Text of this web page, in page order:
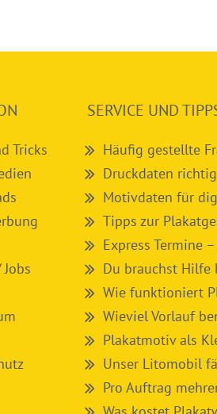
Tricks
SERVICE UND
Häufig gestellte
Druckdaten
Motivdaten für
Tipps zur
Express Termine
Du brauchst Hilfe
Wie funktioniert
Wieviel Vorlauf
Plakatmotiv als
Unser Litomobil
Pro Auftrag